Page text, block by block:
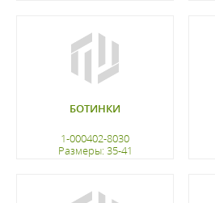
БОТИНКИ
1-000402-8030
Размеры: 35-41